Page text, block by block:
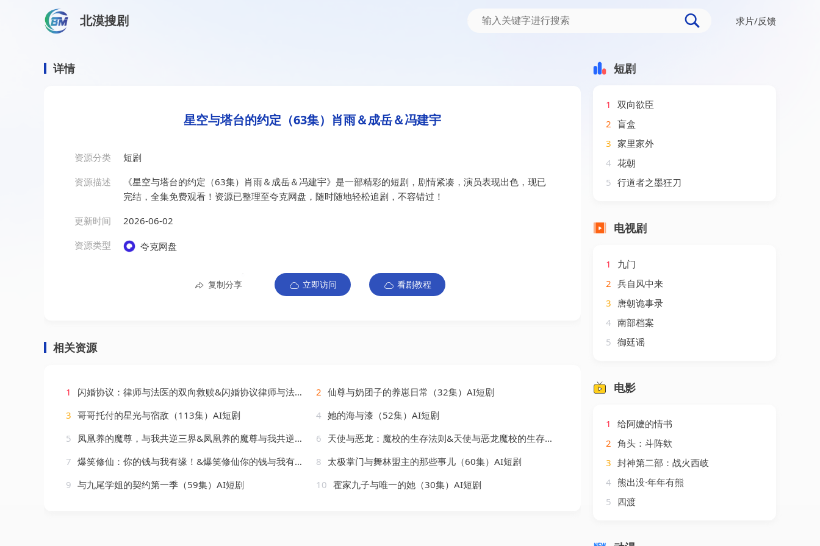
北漠搜剧 求片/反馈
详情
星空与塔台的约定（63集）肖雨＆成岳＆冯建宇
资源分类
短剧
资源描述
《星空与塔台的约定（63集）肖雨＆成岳＆冯建宇》是一部精彩的短剧，剧情紧凑，演员表现出色，现已
完结，全集免费观看！资源已整理至夸克网盘，随时随地轻松追剧，不容错过！
更新时间
2026-06-02
资源类型
夸克网盘
复制分享 立即访问 看剧教程
相关资源
1 闪婚协议：律师与法医的双向救赎&闪婚协议律师与法医的双向救赎（96集）AI短剧 2 仙尊与奶团子的养崽日常（32集）AI短剧
3 哥哥托付的星光与宿敌（113集）AI短剧 4 她的海与漆（52集）AI短剧
5
凤凰养的魔尊，与我共逆三界&凤凰养的魔尊与我共逆三界（30集）AI短剧 6 天使与恶龙：魔校的生存法则&天使与恶龙魔校的生存法则（17集）AI短剧
7 爆笑修仙：你的钱与我有缘！&爆笑修仙你的钱与我有缘（54集）AI短剧 8 太极掌门与舞林盟主的那些事儿（60集）AI短剧
9 与九尾学姐的契约第一季（59集）AI短剧 10 霍家九子与唯一的她（30集）AI短剧
短剧
1
双向欲臣
2 盲盒
3 家里家外
4 花朝
5 行道者之墨狂刀
电视剧
1
九门
2 兵自风中来
3 唐朝诡事录
4 南部档案
5 御廷谣
电影
1
给阿嬷的情书
2 角头：斗阵欸
3 封神第二部：战火西岐
4 熊出没·年年有熊
5 四渡